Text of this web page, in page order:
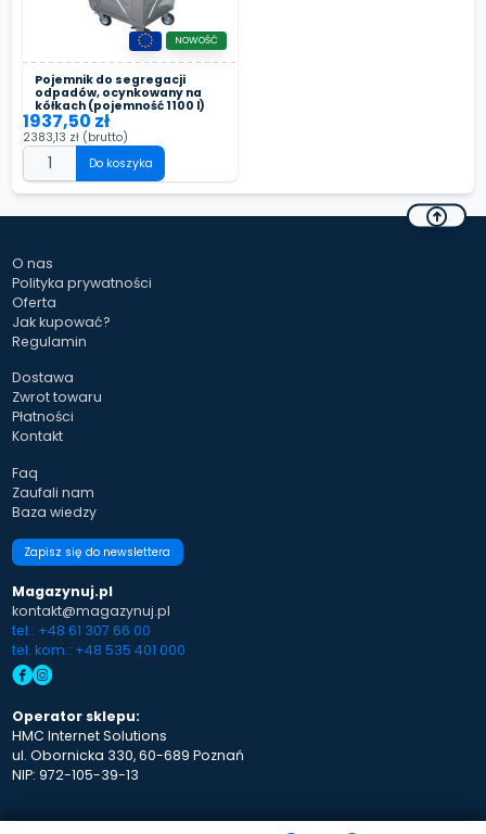
Pojemnik do segregacji
odpadów, ocynkowany na
kółkach (pojemność 1100 l)
NOWOŚĆ
1937,50 zł
2383,13 zł (brutto)
Do koszyka
O nas
Polityka prywatności
Oferta
Jak kupować?
Regulamin
Dostawa
Zwrot towaru
Płatności
Kontakt
Faq
Zaufali nam
Baza wiedzy
Zapisz się do newslettera
Magazynuj.pl
kontakt@magazynuj.pl
tel.: +48 61 307 66 00
tel. kom.: +48 535 401 000
Operator sklepu:
HMC Internet Solutions
ul. Obornicka 330, 60-689 Poznań
NIP: 972-105-39-13